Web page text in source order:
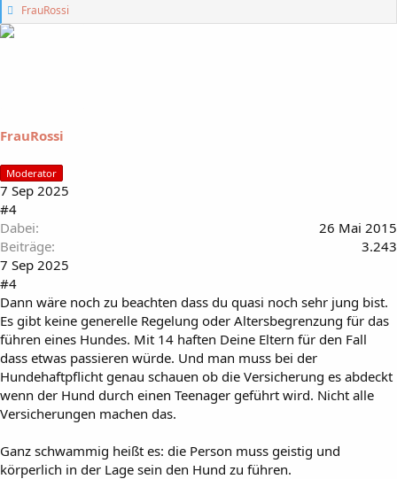
G
e
r
FrauRossi
FrauRossi
Moderator
7 Sep 2025
#4
Dabei
26 Mai 2015
Beiträge
3.243
7 Sep 2025
#4
Dann wäre noch zu beachten dass du quasi noch sehr jung bist.
Es gibt keine generelle Regelung oder Altersbegrenzung für das
führen eines Hundes. Mit 14 haften Deine Eltern für den Fall
dass etwas passieren würde. Und man muss bei der
Hundehaftpflicht genau schauen ob die Versicherung es abdeckt
wenn der Hund durch einen Teenager geführt wird. Nicht alle
Versicherungen machen das.
Ganz schwammig heißt es: die Person muss geistig und
körperlich in der Lage sein den Hund zu führen.